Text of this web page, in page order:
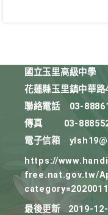
國立玉里高級中學
花蓮縣玉里鎮中華
聯絡電話
03-
傳真
03-
電子信箱
https://
free.nat.gov.tw/
最後更新
2019-